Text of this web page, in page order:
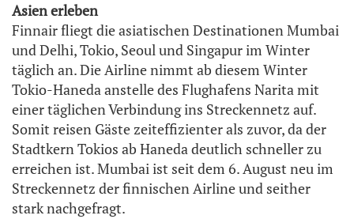
Asien erleben
Finnair fliegt die asiatischen Destinationen Mumbai
und Delhi, Tokio, Seoul und Singapur im Winter
täglich an. Die Airline nimmt ab diesem Winter
Tokio-Haneda anstelle des Flughafens Narita mit
einer täglichen Verbindung ins Streckennetz auf.
Somit reisen Gäste zeiteffizienter als zuvor, da der
Stadtkern Tokios ab Haneda deutlich schneller zu
erreichen ist. Mumbai ist seit dem 6. August neu im
Streckennetz der finnischen Airline und seither
stark nachgefragt.